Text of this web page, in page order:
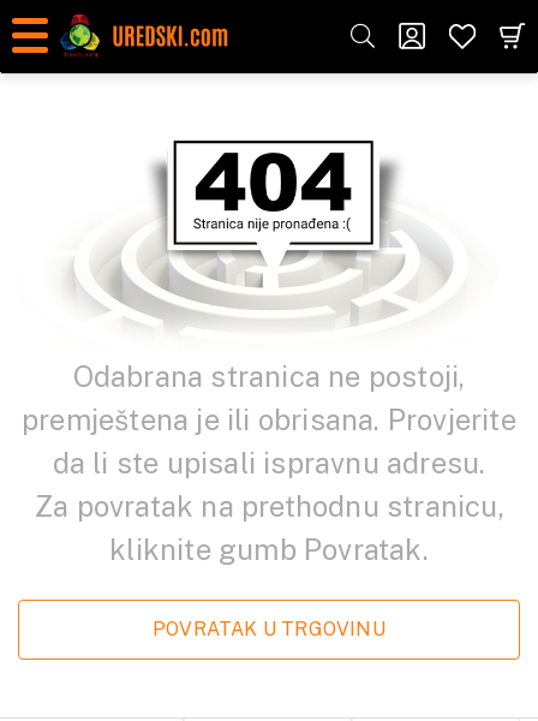
Odabrana stranica ne postoji,
premještena je ili obrisana. Provjerite
da li ste upisali ispravnu adresu.
Za povratak na prethodnu stranicu,
kliknite gumb Povratak.
POVRATAK U TRGOVINU